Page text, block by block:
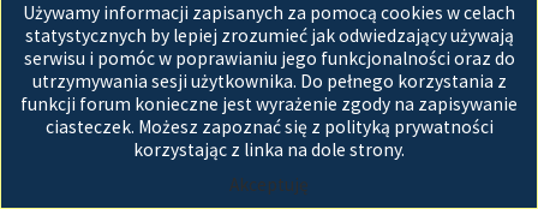
użytkowników witryny. Użytkownicy dodani do listy przyjaciół będą
wyświetleni na karciePrzyjacieleznajdującej się w panelu
zarządzania kontem. Z tego poziomu można szybko sprawdzić ich
status, a także wysłać prywatną wiadomość. Zależnie od
używanego stylu witryny, posty tych użytkowników mogą być
wyróżniane. Jeśli użytkownik zostanie dodany do listy wrogów,
Używamy informacji zapisanych za pomocą cookies w celach
statystycznych by lepiej zrozumieć jak odwiedzający używają
serwisu i pomóc w poprawianiu jego funkcjonalności oraz do
utrzymywania sesji użytkownika. Do pełnego korzystania z
funkcji forum konieczne jest wyrażenie zgody na zapisywanie
ciasteczek. Możesz zapoznać się z polityką prywatności
korzystając z linka na dole strony.
Akceptuję